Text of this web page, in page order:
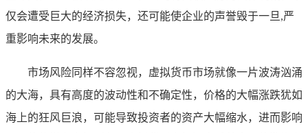
仅会遭受巨大的经济损失，还可能使企业的声誉毁于一旦,严
重影响未来的发展。
市场风险同样不容忽视，虚拟货币市场就像一片波涛汹涌
的大海，具有高度的波动性和不确定性，价格的大幅涨跌犹如
海上的狂风巨浪，可能导致投资者的资产大幅缩水，进而影响